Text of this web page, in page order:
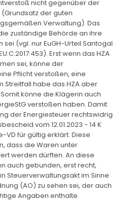
nicht gegenüber der
der guten
Verwaltung). Das
zuständige Behörde an ihre
(vgl. nur EuGH-Urteil Santogal
Erst wenn das HZA
sei, könne der
Pflicht verstoßen, eine
Streitfall habe das HZA aber
könne die Klägerin auch
verstoßen haben. Damit
der Energiesteuer rechtswidrig
vom 12.01.2023 - 14 K
VD für gültig erklärt. Diese
dass die Waren unter
werden dürften. An diese
auch gebunden, erst recht,
Steuerverwaltungsakt im Sinne
(AO) zu sehen sei, der auch
Angaben enthalte.